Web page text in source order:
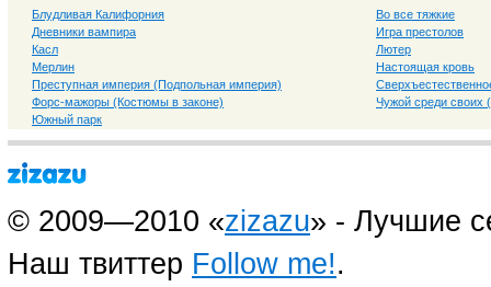
Блудливая Калифорния
Во все тяжкие
Дневники вампира
Игра престолов
Касл
Лютер
Мерлин
Настоящая кровь
Преступная империя (Подпольная империя)
Форс-мажоры (Костюмы в законе)
Чужой среди своих
Южный парк
© 2009—2010 «zizazu» - Лучшие
Наш твиттер Follow me!.